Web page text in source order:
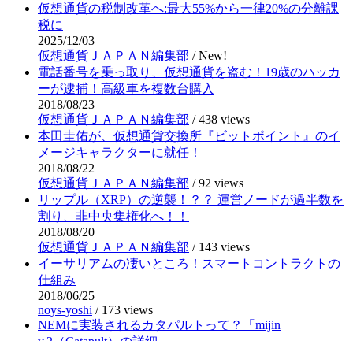
仮想通貨の税制改革へ:最大55%から一律20%の分離課
税に
2025/12/03
仮想通貨ＪＡＰＡＮ編集部 /New!
電話番号を乗っ取り、仮想通貨を盗む！19歳のハッカ
ーが逮捕！高級車を複数台購入
2018/08/23
仮想通貨ＪＡＰＡＮ編集部 /438 views
本田圭佑が、仮想通貨交換所『ビットポイント』のイ
メージキャラクターに就任！
2018/08/22
仮想通貨ＪＡＰＡＮ編集部 /92 views
リップル（XRP）の逆襲！？？ 運営ノードが過半数を
割り、非中央集権化へ！！
2018/08/20
仮想通貨ＪＡＰＡＮ編集部 / 143 views
イーサリアムの凄いところ！スマートコントラクトの
仕組み
2018/06/25
noys-yoshi / 173 views
NEMに実装されるカタパルトって？「mijin